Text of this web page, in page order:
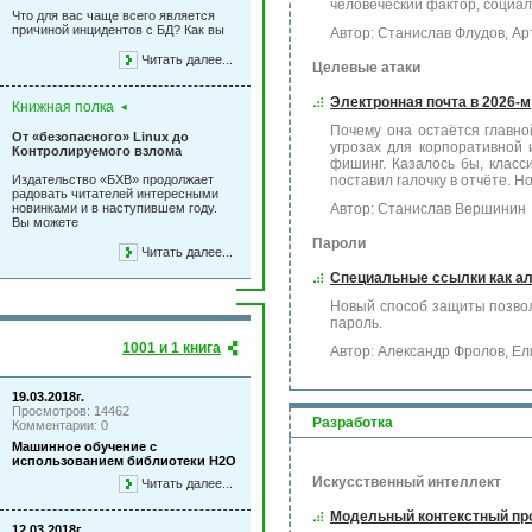
Что для вас чаще всего является
причиной инцидентов с БД? Как вы
Читать далее...
Книжная полка
От «безопасного» Linux до
Контролируемого взлома
Издательство «БХВ» продолжает
радовать читателей интересными
новинками и в наступившем году.
Вы можете
Читать далее...
1001 и 1 книга
19.03.2018г.
Просмотров: 14462
Комментарии: 0
Машинное обучение с
использованием библиотеки Н2О
Читать далее...
человеческий фактор,
Автор: Станислав Флудов,
Целевые атаки
Электронная почта в 2026-м
Почему она остаётся
угрозах для
фишинг. Казалось бы,
поставил галочку в отчёте.
Автор: Станислав Вершинин
Пароли
Специальные ссылки как
Новый способ защиты
пароль.
Автор: Александр Фролов,
Разработка
Искусственный интеллект
Модельный контекстный